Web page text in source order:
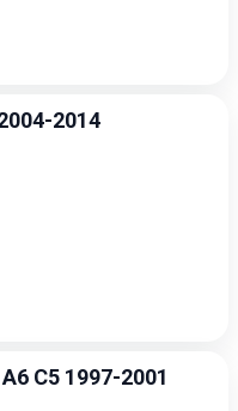
2014
C5 1997-2001